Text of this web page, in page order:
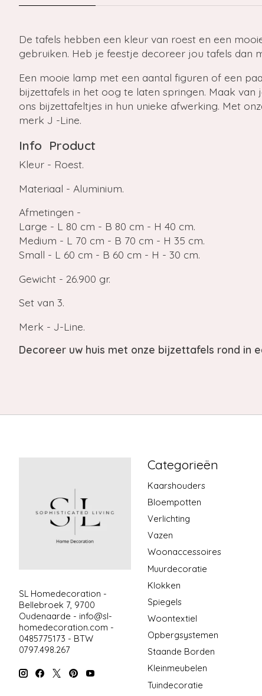
De tafels hebben een kleur van roest en een
gebruiken. Heb je feestje decoreer jou tafels dan
Een mooie lamp met een aantal figuren of een
bijzettafels in het oog te laten springen. Maak
ons bijzettafeltjes in hun unieke afwerking. Met
merk J -Line.
Info Product
Kleur - Roest.
Materiaal - Aluminium.
Afmetingen -
Large - L 80 cm - B 80 cm - H 40 cm.
Medium - L 70 cm - B 70 cm - H 35 cm.
Small - L 60 cm - B 60 cm - H - 30 cm.
Gewicht - 26.900 gr.
Set van 3.
Merk - J-Line.
Decoreer uw huis met onze bijzettafels rond in
SL Homedecoration -
Bellebroek 7, 9700
Oudenaarde - info@sl-
homedecoration.com -
0485775173 - BTW
0797.498.267
Categorieën
Kaarshouders
Bloempotten
Verlichting
Vazen
Woonaccessoires
Muurdecoratie
Klokken
Spiegels
Woontextiel
Opbergsystemen
Staande Borden
Kleinmeubelen
Tuindecoratie